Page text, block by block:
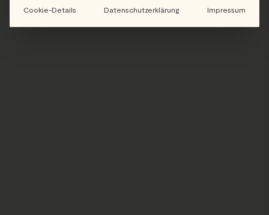
Cookie-Details Datenschutzerklärung Impressum